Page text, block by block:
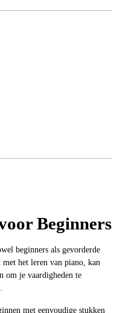
Beginners
beginners als gevorderde
het leren van piano, kan
om je vaardigheden te
met eenvoudige stukken